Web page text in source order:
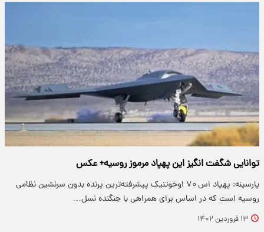
توانایی شگفت انگیز این پهپاد مرموز روسیه+ عکس
پارسینه: پهپاد اس ۷۰ اوخوتنیک پیشرفته‌ترین پرنده بدون سرنشین نظامی
روسیه است که در اساس برای همراهی با جنگنده نسل…
۱۳ فروردین ۱۴۰۲